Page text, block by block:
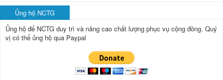
Ủng hộ NCTG
Ủng hộ để NCTG duy trì và nâng cao chất lượng phục vụ cộng đồng. Quý
vị có thể ủng hộ qua Paypal